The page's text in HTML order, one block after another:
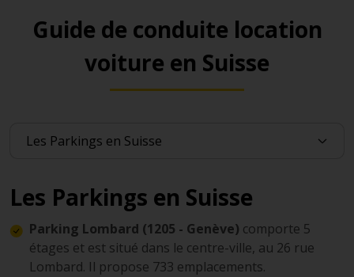
Guide de conduite location
voiture en Suisse
Les Parkings en Suisse
Parking Lombard (1205 - Genève) comporte 5
étages et est situé dans le centre-ville, au 26 rue
Lombard. Il propose 733 emplacements.